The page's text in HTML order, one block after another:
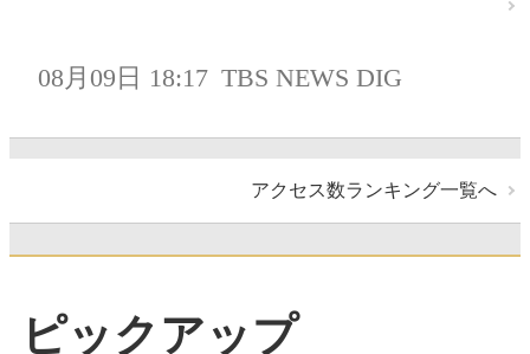
08月09日 18:17 TBS NEWS DIG
アクセス数ランキング一覧へ
ピックアップ